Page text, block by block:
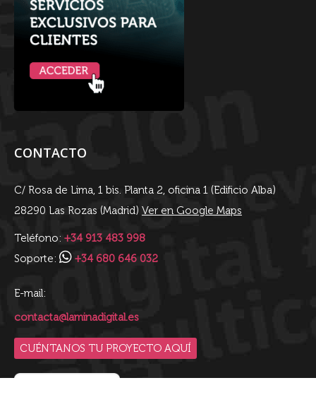
CONTACTO
C/ Rosa de Lima, 1 bis. Planta 2, oficina 1 (Edificio Alba)
28290 Las Rozas (Madrid) Ver en Google Maps
Teléfono: +34 913 483 998
Soporte:
+34 680 646 032
E-mail:
contacta@laminadigital.es
CUÉNTANOS TU PROYECTO AQUÍ